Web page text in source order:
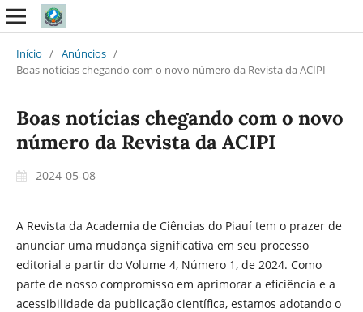
Início / Anúncios /
Boas notícias chegando com o novo número da Revista da ACIPI
Boas notícias chegando com o novo
número da Revista da ACIPI
2024-05-08
A Revista da Academia de Ciências do Piauí tem o prazer de
anunciar uma mudança significativa em seu processo
editorial a partir do Volume 4, Número 1, de 2024. Como
parte de nosso compromisso em aprimorar a eficiência e a
acessibilidade da publicação científica, estamos adotando o